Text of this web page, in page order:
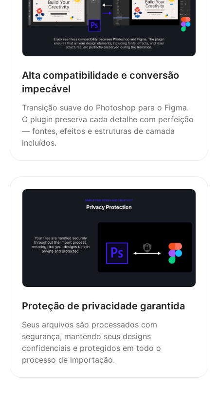
Alta compatibilidade e conversão
impecável
Transição suave do Photoshop para o Figma.
O plugin preserva cada detalhe com perfeição
— fontes, efeitos e estruturas de camada
incluídos.
Proteção de privacidade garantida
Seus arquivos são processados com
segurança, mantendo seus designs
confidenciais e protegidos em todo o
processo de importação.